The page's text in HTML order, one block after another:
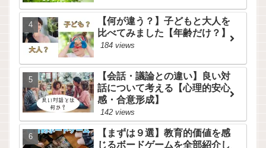
【何が違う？】子どもと大人を
比べてみました【年齢だけ？】
184 views
【会話・議論との違い】良い対
話について考える【心理的安心
感・合意形成】
142 views
【まずは９選】教育的価値を感
じるボードゲームを全部紹介し